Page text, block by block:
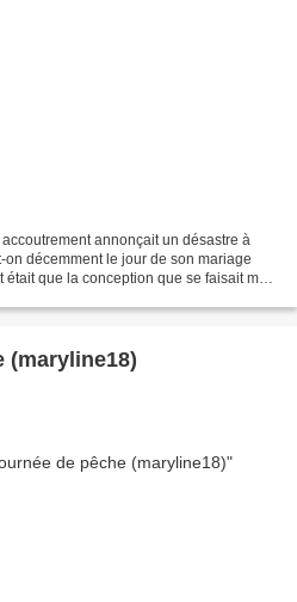
annonçait un désastre à
décemment le jour de son mariage
que la conception que se faisait mon
(maryline18)